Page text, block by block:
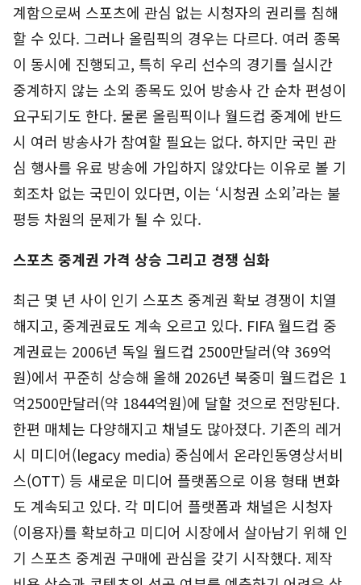
계함으로써 스포츠에 관심 없는 시청자의 권리를 침해
할 수 있다. 그러나 올림픽의 경우는 다르다. 여러 종목
이 동시에 진행되고, 특히 우리 선수의 경기를 실시간
중계하지 않는 소외 종목도 있어 방송사 간 순차 편성이
요구되기도 한다. 물론 올림픽이나 월드컵 중계에 반드
시 여러 방송사가 참여할 필요는 없다. 하지만 국민 관
심 행사를 유료 방송에 가입하지 않았다는 이유로 볼 기
회조차 없는 국민이 있다면, 이는 ‘시청권 소외’라는 불
평등 차원의 문제가 될 수 있다.
스포츠 중계권 가격 상승 그리고 경쟁 심화
최근 몇 년 사이 인기 스포츠 중계권 확보 경쟁이 치열
해지고, 중계권료도 계속 오르고 있다. FIFA 월드컵 중
계권료는 2006년 독일 월드컵 2500만달러(약 369억
원)에서 꾸준히 상승해 올해 2026년 북중미 월드컵은 1
억2500만달러(약 1844억원)에 달할 것으로 전망된다.
한편 매체는 다양해지고 채널도 많아졌다. 기존의 레거
시 미디어(legacy media) 중심에서 온라인동영상서비
스(OTT) 등 새로운 미디어 플랫폼으로 이용 형태 변화
도 계속되고 있다. 각 미디어 플랫폼과 채널은 시청자
(이용자)를 확보하고 미디어 시장에서 살아남기 위해 인
기 스포츠 중계권 구매에 관심을 갖기 시작했다. 제작